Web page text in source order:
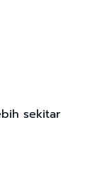
sekitar